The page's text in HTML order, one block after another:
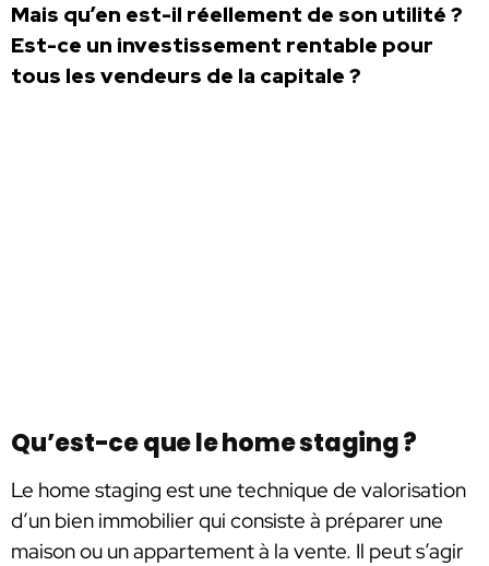
Mais qu’en est-il réellement de son utilité ?
Est-ce un investissement rentable pour
tous les vendeurs de la capitale ?
Qu’est-ce que le home staging ?
Le home staging est une technique de valorisation
d’un bien immobilier qui consiste à préparer une
maison ou un appartement à la vente. Il peut s’agir